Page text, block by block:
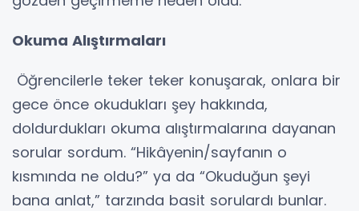
Okuma Alıştırmaları
Öğrencilerle teker teker konuşarak, onlara bir
gece önce okudukları şey hakkında,
doldurdukları okuma alıştırmalarına dayanan
sorular sordum. “Hikâyenin/sayfanın o
kısmında ne oldu?” ya da “Okuduğun şeyi
bana anlat,” tarzında basit sorulardı bunlar.